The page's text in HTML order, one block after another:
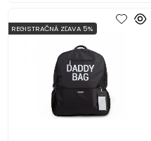
REGISTRAČNÁ ZĽAVA 5%